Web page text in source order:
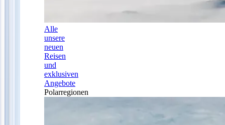
Alle
unsere
neuen
Reisen
und
exklusiven
Angebote
Polarregionen